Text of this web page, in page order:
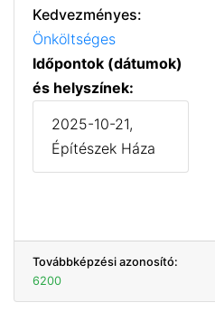
Kedvezményes:
Önköltséges
Időpontok (dátumok)
és helyszínek:
2025-10-21,
Építészek Háza
Továbbképzési azonosító:
6200